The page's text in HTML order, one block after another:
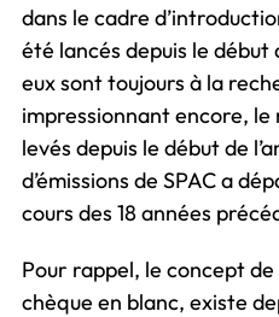
dans le cadre
été lancés depuis le début
eux sont toujours à la
impressionnant encore,
levés depuis le début de
d’émissions de SPAC a
cours des 18 années
Pour rappel, le concept
chèque en blanc, existe